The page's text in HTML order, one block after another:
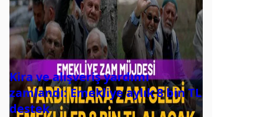
Kira ve alışveriş yardımı
zamlandı: Emekliye aylık 8 bin TL
destek